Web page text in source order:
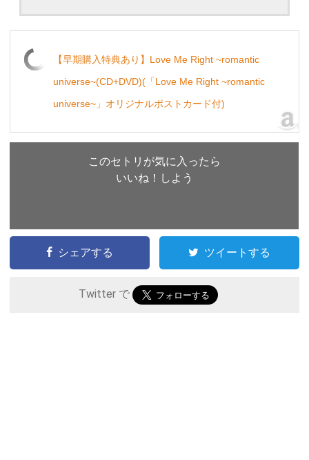
【早期購入特典あり】Love Me Right ~romantic
universe~(CD+DVD)(「Love Me Right ~romantic
universe~」オリジナルポストカード付)
このセトリが気に入ったら
いいね！しよう
シェアする ツイートする
Twitter で